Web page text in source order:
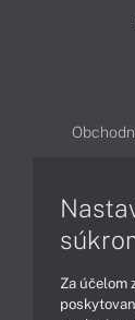
Ako
Podpora a
Za účelom